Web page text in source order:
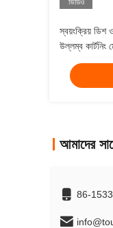
ভিডিও
স্বয়ংক্রিয় ডিশ
উল্লম্ব কার্টনিং
আমাদের
86-